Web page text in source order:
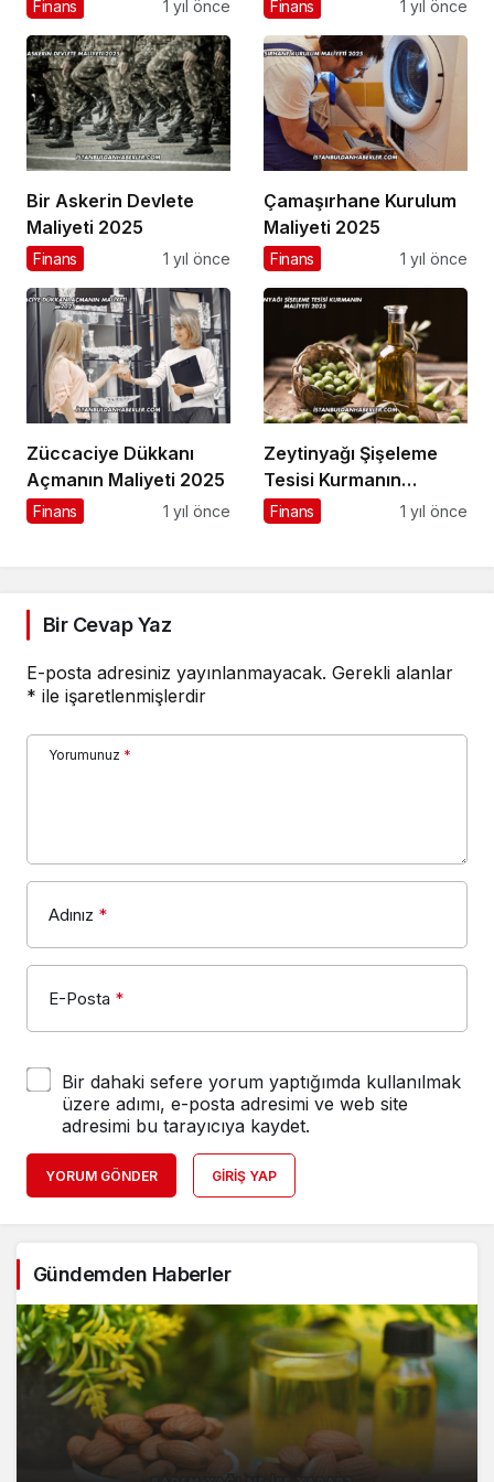
Finans 1 yıl önce Finans 1 yıl önce
Bir Askerin Devlete
Maliyeti 2025
Finans 1 yıl önce
Çamaşırhane Kurulum
Maliyeti 2025
Finans 1 yıl önce
Züccaciye Dükkanı
Açmanın Maliyeti 2025
Finans 1 yıl önce
Zeytinyağı Şişeleme
Tesisi Kurmanın
Maliyeti 2025
Finans 1 yıl önce
Bir Cevap Yaz
E-posta adresiniz yayınlanmayacak. Gerekli alanlar
* ile işaretlenmişlerdir
Yorumunuz *
Adınız *
E-Posta *
Bir dahaki sefere yorum yaptığımda kullanılmak
üzere adımı, e-posta adresimi ve web site
adresimi bu tarayıcıya kaydet.
YORUM GÖNDER GIRIŞ YAP
Gündemden Haberler